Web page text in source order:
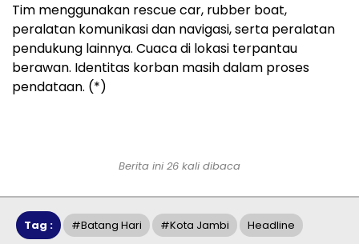
Tim menggunakan rescue car, rubber boat,
peralatan komunikasi dan navigasi, serta peralatan
pendukung lainnya. Cuaca di lokasi terpantau
berawan. Identitas korban masih dalam proses
pendataan. (*)
Berita ini 26 kali dibaca
Tag : #batang Hari #kota Jambi Headline